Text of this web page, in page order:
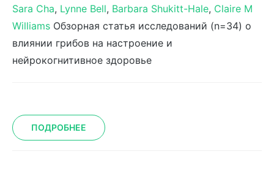
Sara Cha, Lynne Bell, Barbara Shukitt-Hale, Claire M
Williams Обзорная статья исследований (n=34) о
влиянии грибов на настроение и
нейрокогнитивное здоровье
ПОДРОБНЕЕ